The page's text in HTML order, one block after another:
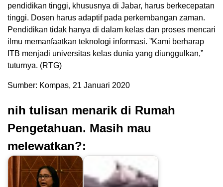
pendidikan tinggi, khususnya di Jabar, harus berkecepatan
tinggi. Dosen harus adaptif pada perkembangan zaman.
Pendidikan tidak hanya di dalam kelas dan proses mencari
ilmu memanfaatkan teknologi informasi. ”Kami berharap
ITB menjadi universitas kelas dunia yang diunggulkan,”
tuturnya. (RTG)
Sumber: Kompas, 21 Januari 2020
nih tulisan menarik di Rumah
Pengetahuan. Masih mau
melewatkan?: